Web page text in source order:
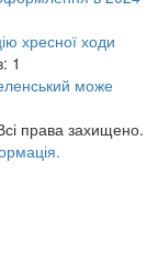
хресної ходи
1
може
права захищено.